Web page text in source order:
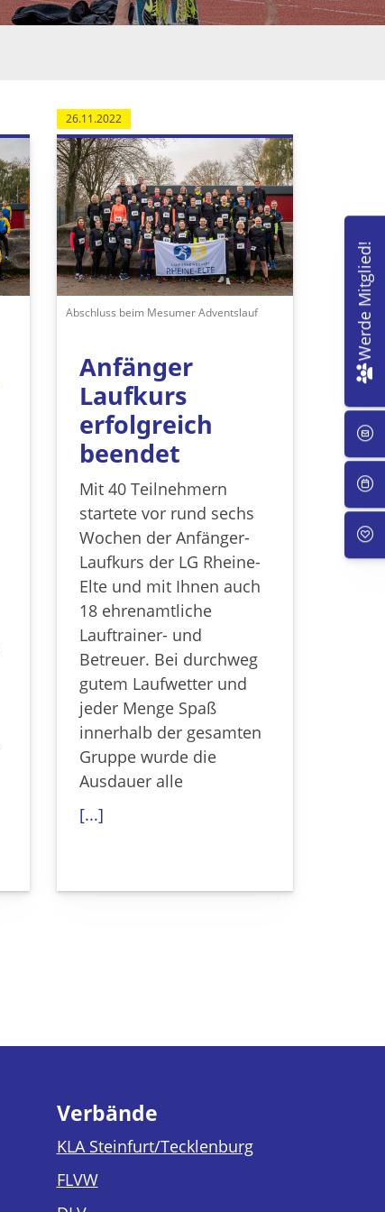
Abschluss beim Mesumer Adventslauf
26.11.2022
Anfänger
Laufkurs
erfolgreich
beendet
Mit 40 Teilnehmern
startete vor rund sechs
Wochen der Anfänger-
Laufkurs der LG Rheine-
Elte und mit Ihnen auch
18 ehrenamtliche
Lauftrainer- und
Betreuer. Bei durchweg
gutem Laufwetter und
jeder Menge Spaß
innerhalb der gesamten
Gruppe wurde die
Ausdauer alle
[...]
Verbände
KLA Steinfurt/Tecklenburg
FLVW
Werde Mitglied!